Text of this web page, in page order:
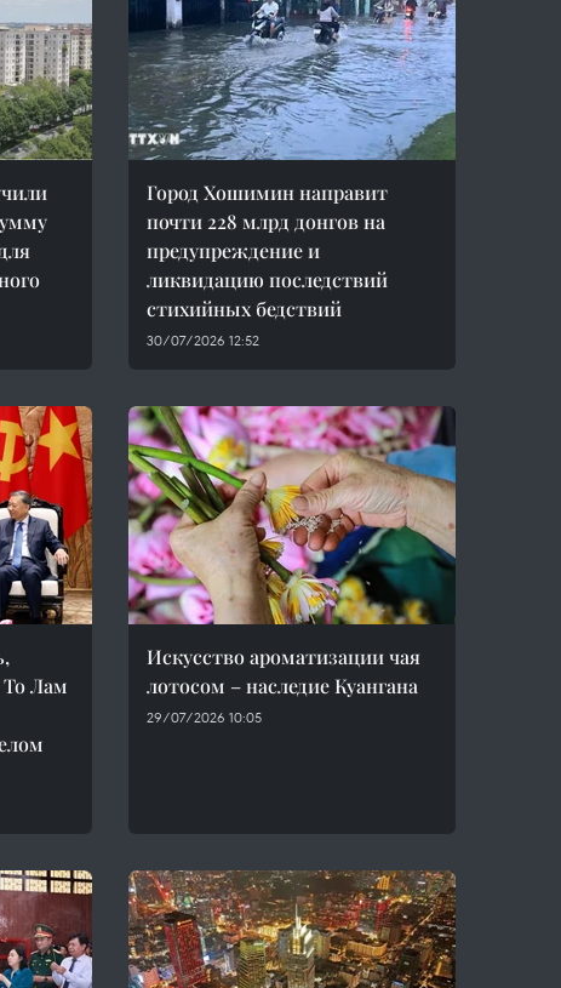
Город Хошимин направит
почти 228 млрд донгов на
предупреждение и
ликвидацию последствий
стихийных бедствий
30/07/2026 12:52
То Лам
Искусство ароматизации чая
лотосом – наследие Куангана
29/07/2026 10:05